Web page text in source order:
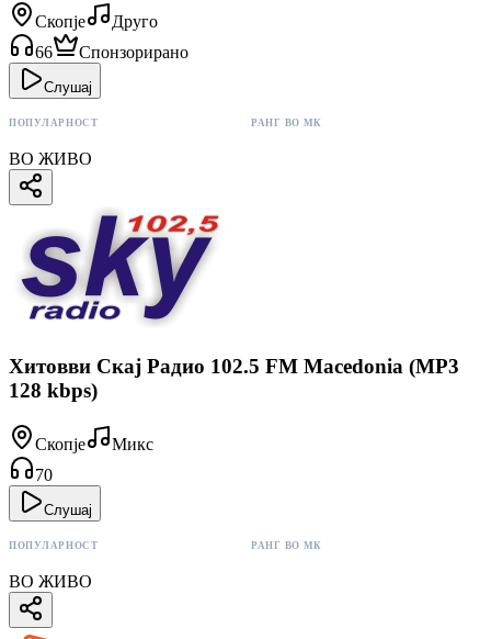
Скопје
Друго
66
Спонзорирано
Слушај
ПОПУЛАРНОСТ РАНГ ВО МК
ВО ЖИВО
Хитовви Скај Радио 102.5 FM Macedonia (MP3
128 kbps)
Скопје
Микс
70
Слушај
ПОПУЛАРНОСТ РАНГ ВО МК
ВО ЖИВО